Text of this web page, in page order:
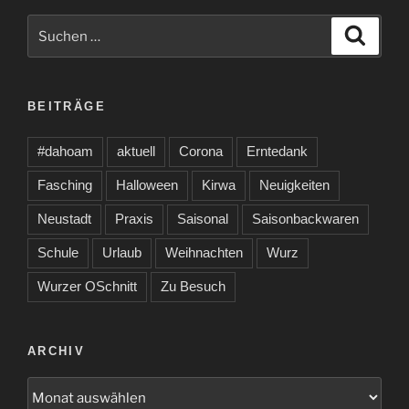
nach:
BEITRÄGE
#dahoam aktuell Corona Erntedank
Fasching Halloween Kirwa Neuigkeiten
Neustadt Praxis Saisonal Saisonbackwaren
Schule Urlaub Weihnachten Wurz
Wurzer OSchnitt Zu Besuch
ARCHIV